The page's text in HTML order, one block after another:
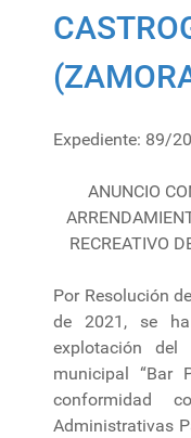
Expediente: 89/
ANUNCIO
RECREATIVO
Por Resolución
de 2021, se
explotación del
municipal “Bar
conformidad
Administrativas